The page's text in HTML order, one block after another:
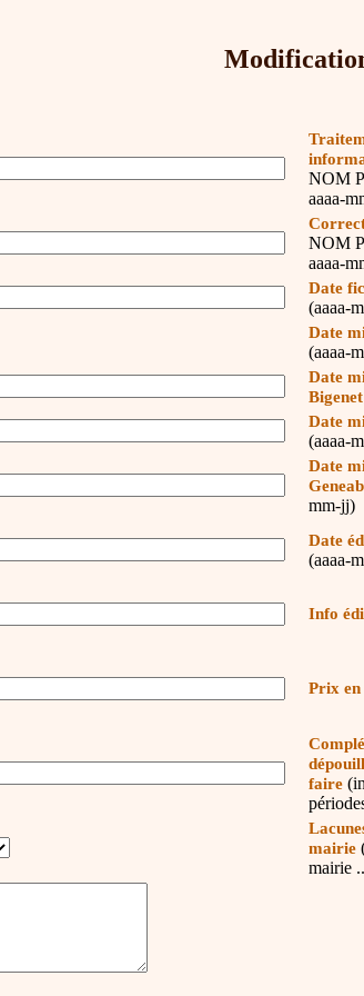
NOM
aaaa-
NOM
aaaa-
Date
(aaaa-
Date
(aaaa-
Date
Bigenet
Date
(aaaa-
Date
mm-jj)
Date
(aaaa-
Info
Prix en
faire
mairie
mairie